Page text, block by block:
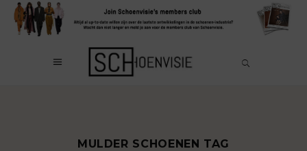
MULDER SCHOENEN TAG